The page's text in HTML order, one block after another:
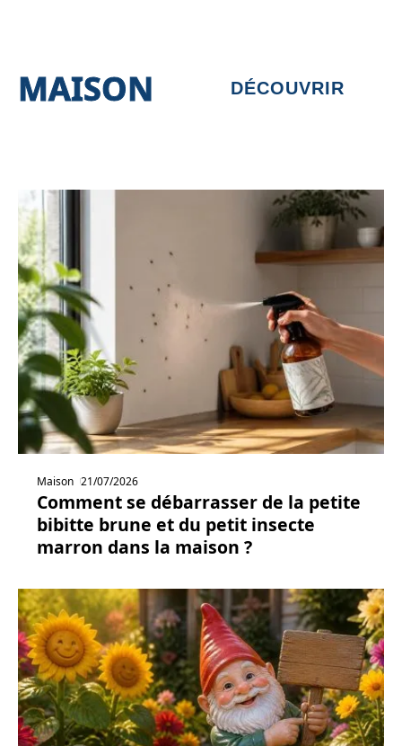
MAISON DÉCOUVRIR
Maison 21/07/2026
Comment se débarrasser de la petite
bibitte brune et du petit insecte
marron dans la maison ?